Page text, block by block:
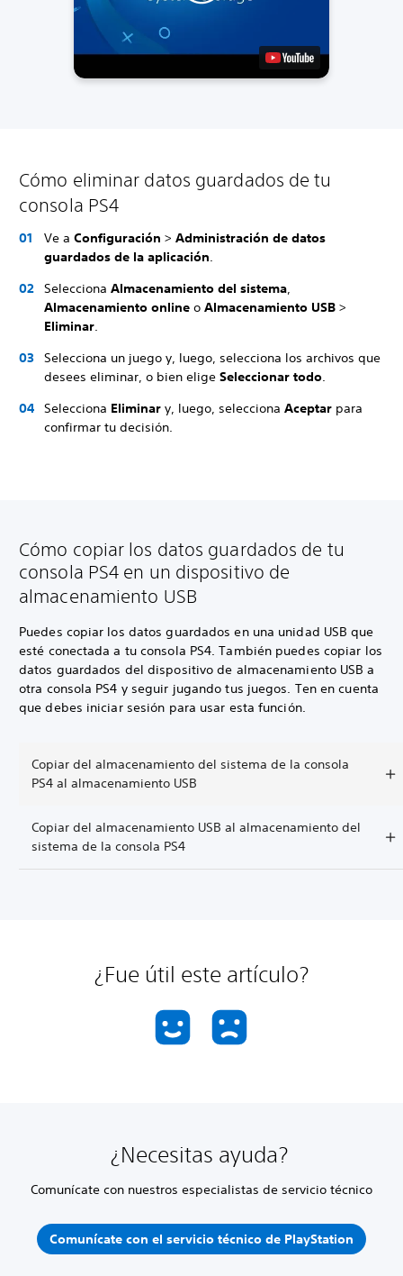
Cómo eliminar datos guardados de tu
consola PS4
Ve a Configuración > Administración de datos
guardados de la aplicación.
Selecciona Almacenamiento del sistema,
Almacenamiento online o Almacenamiento USB >
Eliminar.
Selecciona un juego y, luego, selecciona los archivos que
desees eliminar, o bien elige Seleccionar todo.
Selecciona Eliminar y, luego, selecciona Aceptar para
confirmar tu decisión.
Cómo copiar los datos guardados de tu
consola PS4 en un dispositivo de
almacenamiento USB
Puedes copiar los datos guardados en una unidad USB que
esté conectada a tu consola PS4. También puedes copiar los
datos guardados del dispositivo de almacenamiento USB a
otra consola PS4 y seguir jugando tus juegos. Ten en cuenta
que debes iniciar sesión para usar esta función.
Copiar del almacenamiento del sistema de la consola
PS4 al almacenamiento USB
Copiar del almacenamiento USB al almacenamiento del
sistema de la consola PS4
¿Fue útil este artículo?
¿Necesitas ayuda?
Comunícate con nuestros especialistas de servicio técnico
Comunícate con el servicio técnico de PlayStation